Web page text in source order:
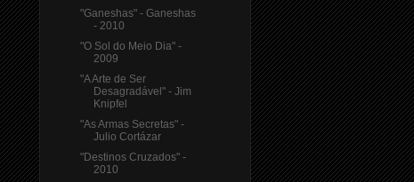
"Ganeshas" - Ganeshas
- 2010
"O Sol do Meio Dia" -
2009
"A Arte de Ser
Desagradável" - Jim
Knipfel
"As Armas Secretas" -
Julio Cortázar
"Destinos Cruzados" -
2010